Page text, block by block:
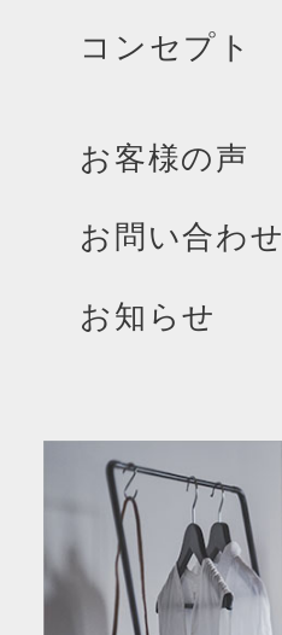
コンセプト
お客様の声
お問い合わせ
お知らせ